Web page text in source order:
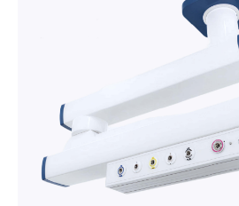
Подробнее